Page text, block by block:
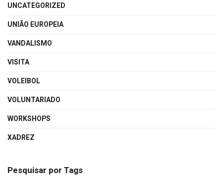
UNCATEGORIZED
UNIÃO EUROPEIA
VANDALISMO
VISITA
VOLEIBOL
VOLUNTARIADO
WORKSHOPS
XADREZ
Pesquisar por Tags